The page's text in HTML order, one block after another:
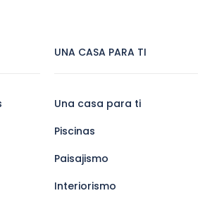
UNA CASA PARA TI
Una casa para ti
Piscinas
Paisajismo
Interiorismo